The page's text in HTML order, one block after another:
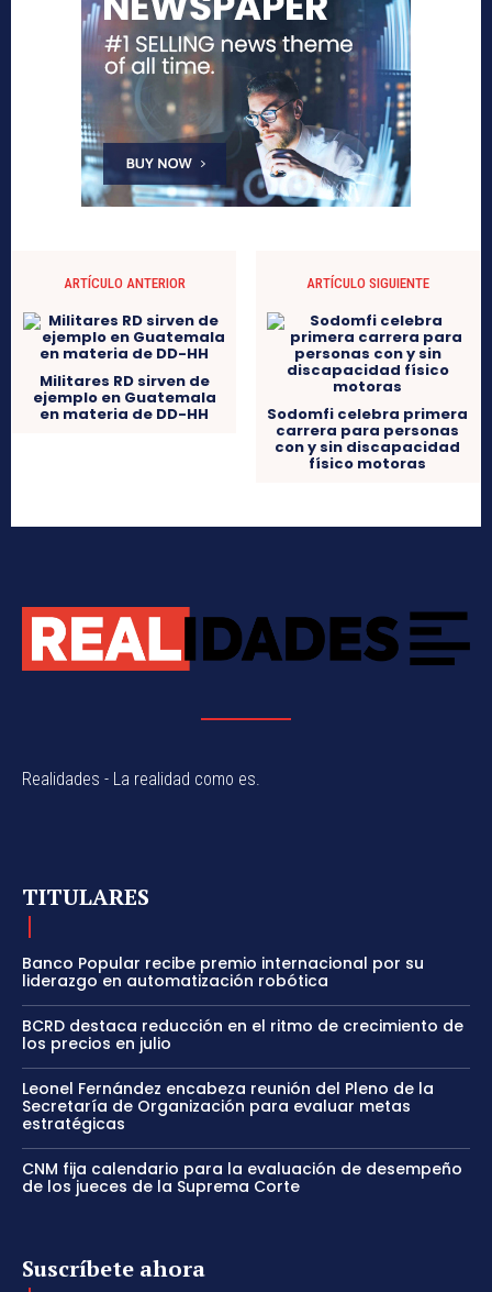
ARTÍCULO ANTERIOR
Militares RD sirven de
ejemplo en Guatemala
en materia de DD-HH
ARTÍCULO SIGUIENTE
Sodomfi celebra primera
carrera para personas
con y sin discapacidad
físico motoras
Realidades - La realidad como es.
TITULARES
Banco Popular recibe premio internacional por su
liderazgo en automatización robótica
BCRD destaca reducción en el ritmo de crecimiento de
los precios en julio
Leonel Fernández encabeza reunión del Pleno de la
Secretaría de Organización para evaluar metas
estratégicas
CNM fija calendario para la evaluación de desempeño
de los jueces de la Suprema Corte
Suscríbete ahora